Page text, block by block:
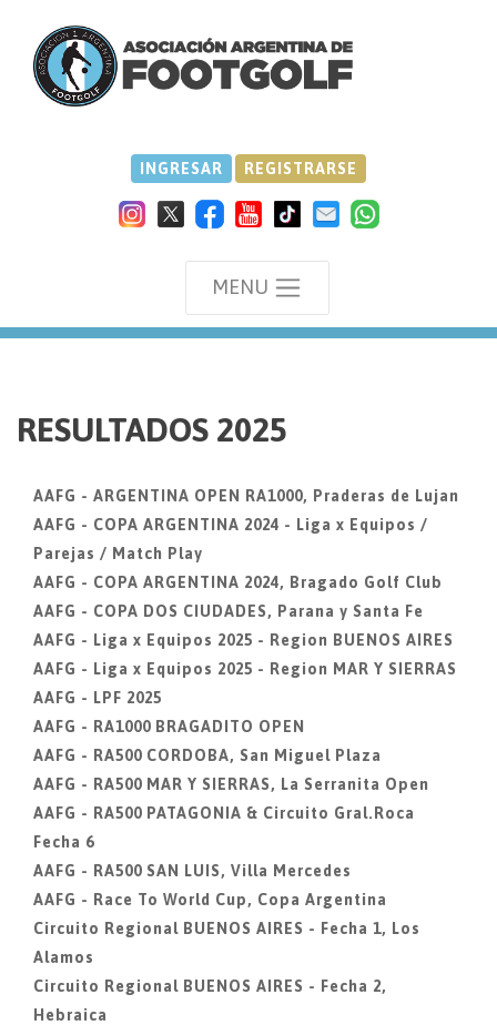
INGRESAR REGISTRARSE
MENU
RESULTADOS 2025
AAFG - ARGENTINA OPEN RA1000, Praderas de Lujan
AAFG - COPA ARGENTINA 2024 - Liga x Equipos /
Parejas / Match Play
AAFG - COPA ARGENTINA 2024, Bragado Golf Club
AAFG - COPA DOS CIUDADES, Parana y Santa Fe
AAFG - Liga x Equipos 2025 - Region BUENOS AIRES
AAFG - Liga x Equipos 2025 - Region MAR Y SIERRAS
AAFG - LPF 2025
AAFG - RA1000 BRAGADITO OPEN
AAFG - RA500 CORDOBA, San Miguel Plaza
AAFG - RA500 MAR Y SIERRAS, La Serranita Open
AAFG - RA500 PATAGONIA & Circuito Gral.Roca
Fecha 6
AAFG - RA500 SAN LUIS, Villa Mercedes
AAFG - Race To World Cup, Copa Argentina
Circuito Regional BUENOS AIRES - Fecha 1, Los
Alamos
Circuito Regional BUENOS AIRES - Fecha 2,
Hebraica